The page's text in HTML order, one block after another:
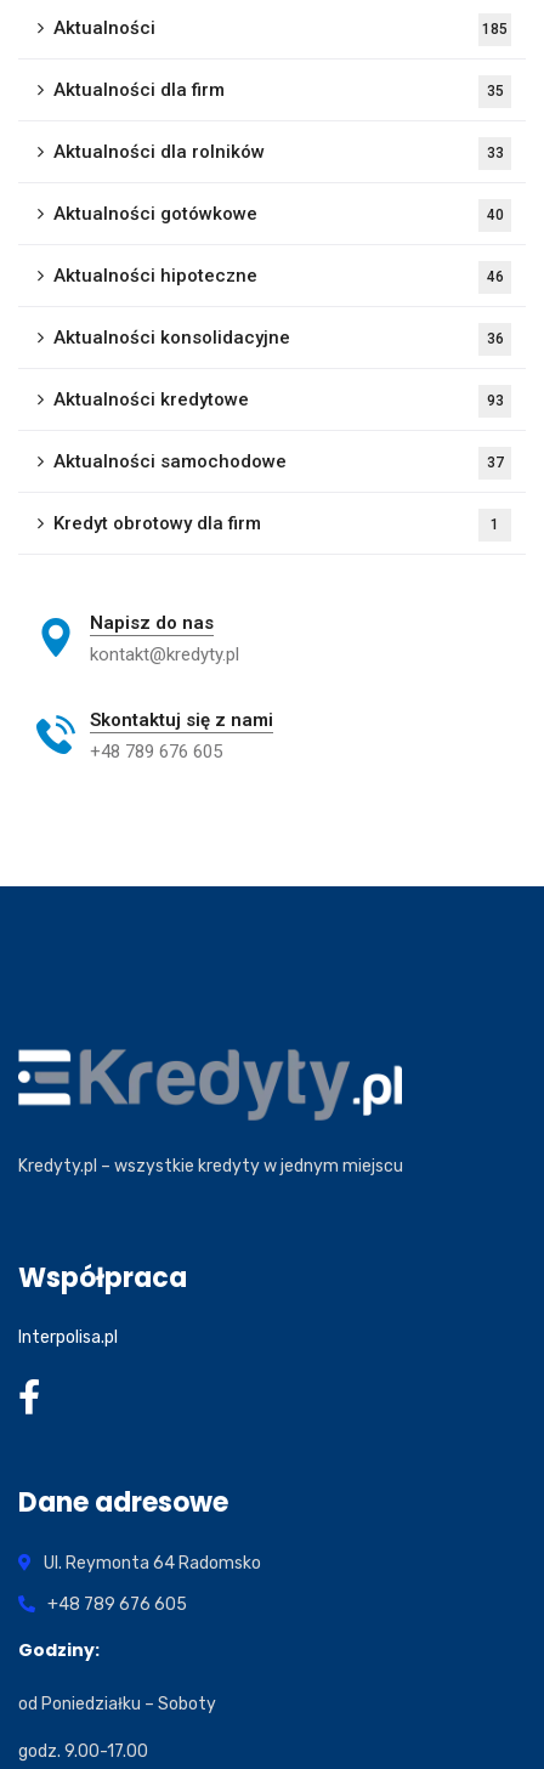
Aktualności 185
Aktualności dla firm 35
Aktualności dla rolników 33
Aktualności gotówkowe 40
Aktualności hipoteczne 46
Aktualności konsolidacyjne 36
Aktualności kredytowe 93
Aktualności samochodowe 37
Kredyt obrotowy dla firm 1
Napisz do nas
kontakt@kredyty.pl
Skontaktuj się z nami
+48 789 676 605
Kredyty.pl – wszystkie kredyty w jednym miejscu
Współpraca
Interpolisa.pl
Dane adresowe
Ul. Reymonta 64 Radomsko
+48 789 676 605
Godziny:
od Poniedziałku – Soboty
godz. 9.00-17.00